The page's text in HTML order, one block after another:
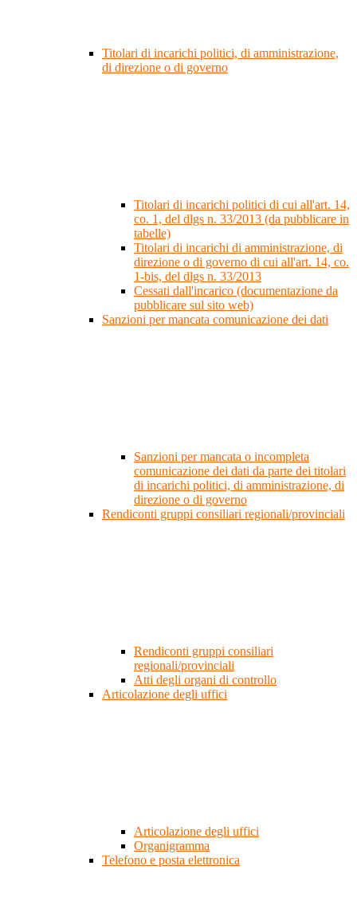
Titolari di incarichi politici, di amministrazione,
di direzione o di governo
Titolari di incarichi politici di cui all'art. 14,
co. 1, del dlgs n. 33/2013 (da pubblicare in
tabelle)
Titolari di incarichi di amministrazione, di
direzione o di governo di cui all'art. 14, co.
1-bis, del dlgs n. 33/2013
Cessati dall'incarico (documentazione da
pubblicare sul sito web)
Sanzioni per mancata comunicazione dei dati
Sanzioni per mancata o incompleta
comunicazione dei dati da parte dei titolari
di incarichi politici, di amministrazione, di
direzione o di governo
Rendiconti gruppi consiliari regionali/provinciali
Rendiconti gruppi consiliari
regionali/provinciali
Atti degli organi di controllo
Articolazione degli uffici
Articolazione degli uffici
Organigramma
Telefono e posta elettronica